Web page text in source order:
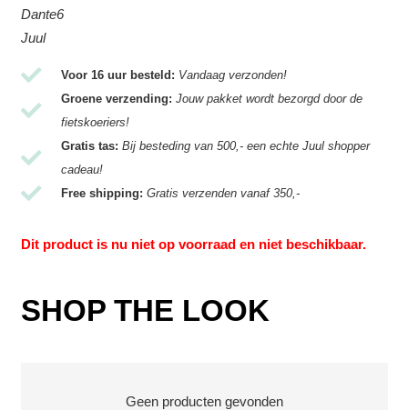
Dante6
Juul
Voor 16 uur besteld: Vandaag verzonden!
Groene verzending: Jouw pakket wordt bezorgd door de
fietskoeriers!
Gratis tas: Bij besteding van 500,- een echte Juul shopper
cadeau!
Free shipping: Gratis verzenden vanaf 350,-
Dit product is nu niet op voorraad en niet beschikbaar.
SHOP THE LOOK
Geen producten gevonden